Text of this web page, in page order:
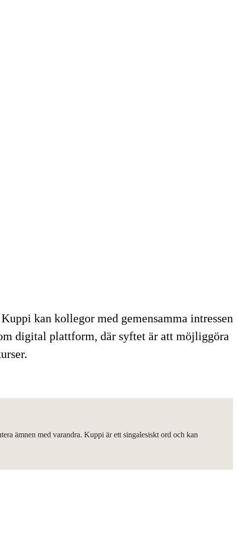
kan kollegor med gemensamma intressen
digital plattform, där syftet är att möjliggöra
ämnen med varandra. Kuppi är ett singalesiskt ord och kan